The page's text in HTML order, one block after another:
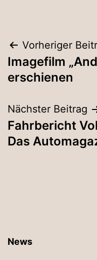
Vorheriger
Imagefilm
erschienen
Nächster Beitrag
Fahrbericht
Das
News